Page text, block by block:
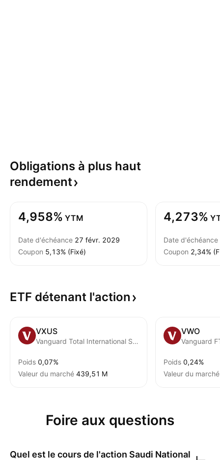
Obligations à plus haut
rendement
4,958% YTM
Date d'échéance 27 févr. 2029
Coupon 5,13% (Fixé)
4,273%
Date d'échéance
Coupon 2,34%
ETF détenant l'action
VXUS
Vanguard Total International Stock ETF
Poids 0,07%
Valeur du marché ‪439,51 M‬
VWO
Poids 0,24%
Valeur du marché
Foire aux questions
Quel est le cours de l'action Saudi National